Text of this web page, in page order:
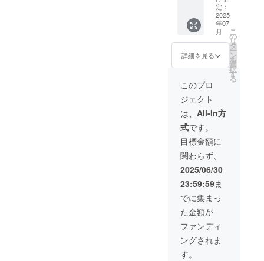
皆さまの応
援、どうぞ
宜しくお願
い申し上げ
ます。
ださ
い。 ※
ご注文
状況、
使用部
材の供
造工程
合等に
より出
荷時期
が遅れ
る場合
があり
ます。
定価格
に対す
るもの
です。
※一般販
売時に
する可
能性が
ありま
す。 ※
デザイ
ン・仕
様は変
更にな
る可能
性もご
ざいま
す。ご
了承く
ださ
い。 ※
ご注文
状況、
使用部
CONME
オリー
ブ」1つ
をお届
けしま
す。 一
般販売
予定価
格
￥17,60
0（税
込）
→￥14,
080（税
込） ※
送料込
※割引率
は一般
販売予
定価格
に対す
るもの
です。
※一般販
売時に
は価格
定：
2025
年07
月
詳細を見る
こ
の
リ
タ
ー
ン
を
選
択
す
る
このプロ
ジェクト
は、 All-In方
式です。
目標金額に
関わらず、
2025/06/30
23:59:59ま
でに集まっ
た金額が
ファンディ
ングされま
す。